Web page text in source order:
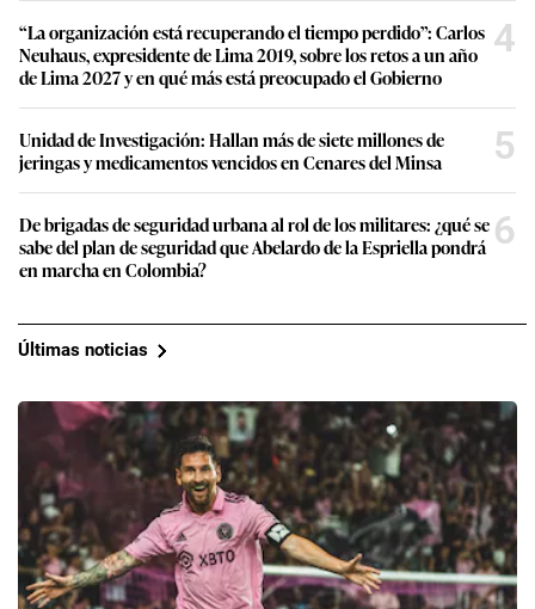
“La organización está recuperando el tiempo perdido”: Carlos
Neuhaus, expresidente de Lima 2019, sobre los retos a un año
de Lima 2027 y en qué más está preocupado el Gobierno
4
Unidad de Investigación: Hallan más de siete millones de
jeringas y medicamentos vencidos en Cenares del Minsa
5
De brigadas de seguridad urbana al rol de los militares: ¿qué se
sabe del plan de seguridad que Abelardo de la Espriella pondrá
en marcha en Colombia?
6
Últimas noticias